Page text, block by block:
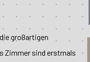
großartigen
Zimmer sind erstmals